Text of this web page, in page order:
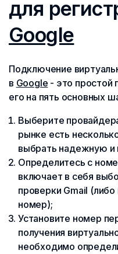
для
Google
Подключение
в Google - это
его на пять основных
Выберите
рынке есть
выбрать надежную и
Определитесь с
включает в себя
проверки Gmail
номер);
Установите номер
получения
необходимо